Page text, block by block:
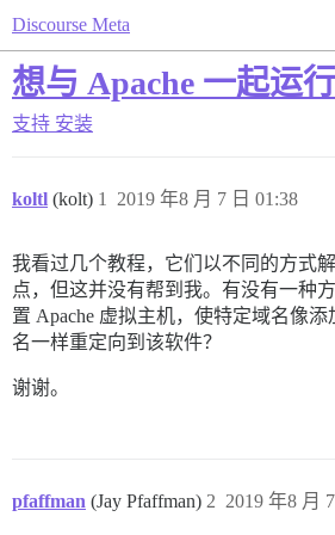
Discourse Meta
想与 Apache 一起运
支持 安装
koltl (kolt) 2019 年8 月 7 日 01:38
1
我看过几个教程，它们以不同的方式
点，但这并没有帮到我。有没有一种
置 Apache 虚拟主机，使特定域名像
名一样重定向到该软件？
谢谢。
pfaffman (Jay Pfaffman) 2019 年8 月
2